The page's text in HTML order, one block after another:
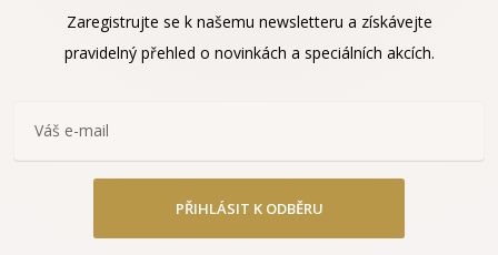
Zaregistrujte se k našemu newsletteru a získávejte
pravidelný přehled o novinkách a speciálních akcích.
PŘIHLÁSIT K ODBĚRU